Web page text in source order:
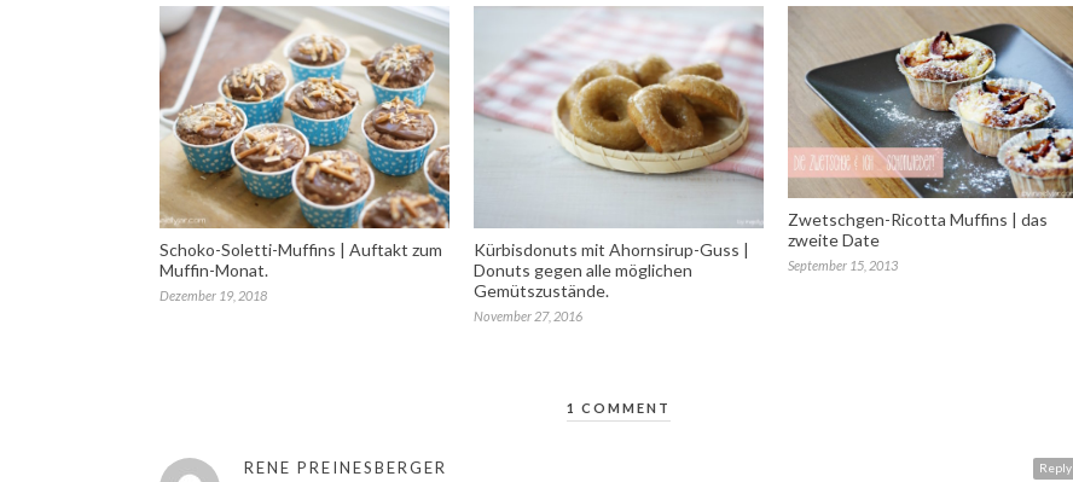
Schoko-Soletti-Muffins | Auftakt zum
Muffin-Monat.
Dezember 19, 2018
Kürbisdonuts mit Ahornsirup-Guss |
Donuts gegen alle möglichen
Gemütszustände.
November 27, 2016
Zwetschgen-Ricotta Muffins | das
zweite Date
September 15, 2013
1 COMMENT
Reply
RENE PREINESBERGER